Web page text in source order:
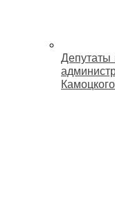
Депутаты
Камоцкого